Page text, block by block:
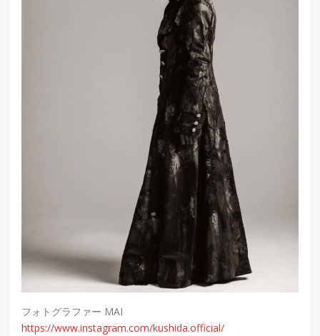
フォトグラファー MAI
https://www.instagram.com/kushida.official/